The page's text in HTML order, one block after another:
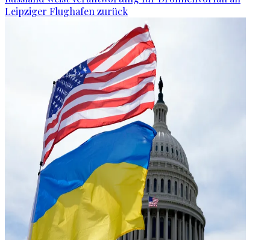
Leipziger Flughafen zurück